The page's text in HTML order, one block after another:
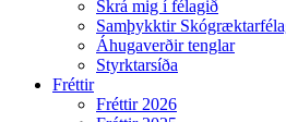
Skrá mig í félagið
Samþykktir
Áhugaverðir tenglar
Styrktarsíða
Fréttir
Fréttir 2026